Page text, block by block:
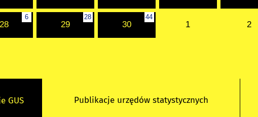
6
28
28
29
44
30 1 2
GUS Publikacje urzędów statystycznych